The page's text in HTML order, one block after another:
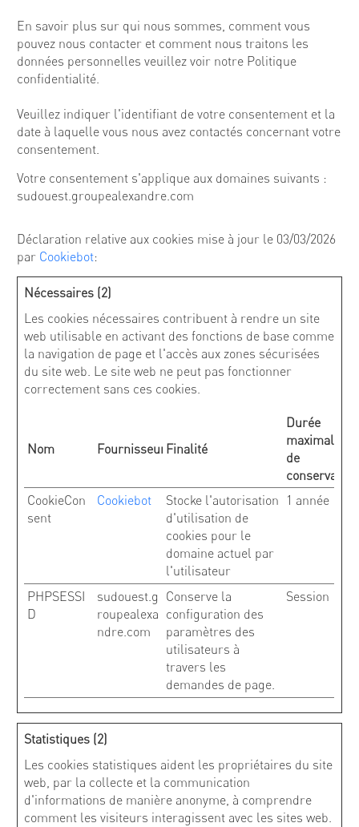
En savoir plus sur qui nous sommes, comment vous
pouvez nous contacter et comment nous traitons les
données personnelles veuillez voir notre Politique
confidentialité.
Veuillez indiquer l'identifiant de votre consentement et la
date à laquelle vous nous avez contactés concernant votre
consentement.
Votre consentement s'applique aux domaines suivants :
sudouest.groupealexandre.com
Déclaration relative aux cookies mise à jour le 03/03/2026
par Cookiebot:
Nécessaires (2)
Les cookies nécessaires contribuent à rendre un site
web utilisable en activant des fonctions de base comme
la navigation de page et l'accès aux zones sécurisées
du site web. Le site web ne peut pas fonctionner
correctement sans ces cookies.
Nom Fournisseur Finalité
Durée
maximale
de
conservation
CookieCon
sent
Cookiebot
Stocke l'autorisation
d'utilisation de
cookies pour le
domaine actuel par
l'utilisateur
1 année
PHPSESSI
D
sudouest.g
roupealexa
ndre.com
Conserve la
configuration des
paramètres des
utilisateurs à
travers les
demandes de page.
Session
Statistiques (2)
Les cookies statistiques aident les propriétaires du site
web, par la collecte et la communication
d'informations de manière anonyme, à comprendre
comment les visiteurs interagissent avec les sites web.